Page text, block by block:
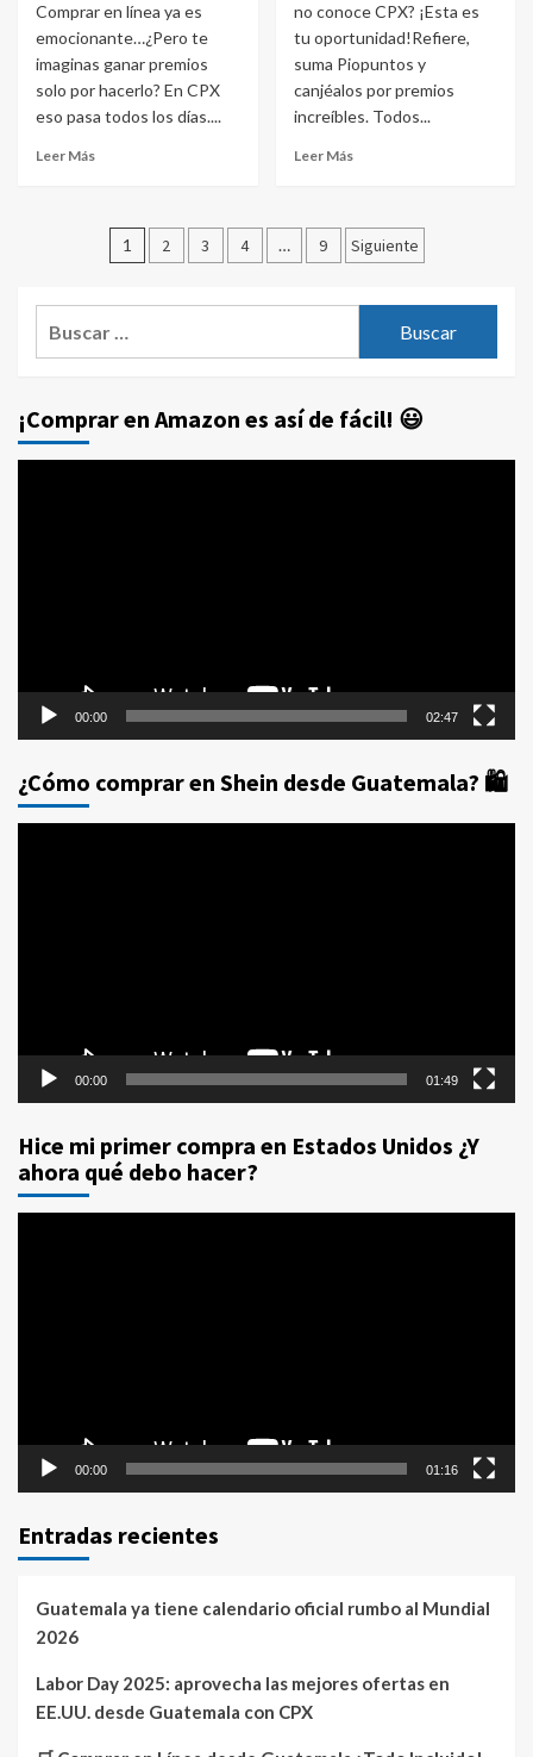
Comprar en línea ya es
emocionante…¿Pero te
imaginas ganar premios
solo por hacerlo? En CPX
eso pasa todos los días....
Leer Más
no conoce CPX? ¡Esta es
tu oportunidad!Refiere,
suma Piopuntos y
canjéalos por premios
increíbles. Todos...
Leer Más
Paginación
entradas
1 2 3 4 … 9 Siguiente
¡Comprar en Amazon es así de fácil! 😃
00:00 02:47
¿Cómo comprar en Shein desde Guatemala? 🛍️
00:00 01:49
Hice mi primer compra en Estados Unidos ¿Y
ahora qué debo hacer?
00:00 01:16
Entradas recientes
Guatemala ya tiene calendario oficial rumbo al Mundial
2026
Labor Day 2025: aprovecha las mejores ofertas en
EE.UU. desde Guatemala con CPX